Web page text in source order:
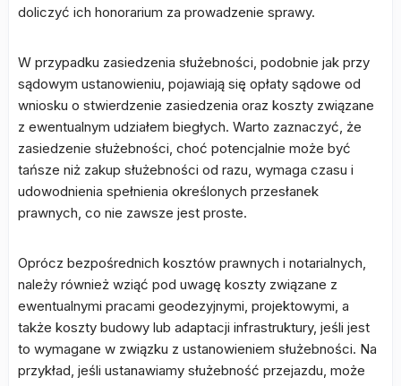
doliczyć ich honorarium za prowadzenie sprawy.
W przypadku zasiedzenia służebności, podobnie jak przy
sądowym ustanowieniu, pojawiają się opłaty sądowe od
wniosku o stwierdzenie zasiedzenia oraz koszty związane
z ewentualnym udziałem biegłych. Warto zaznaczyć, że
zasiedzenie służebności, choć potencjalnie może być
tańsze niż zakup służebności od razu, wymaga czasu i
udowodnienia spełnienia określonych przesłanek
prawnych, co nie zawsze jest proste.
Oprócz bezpośrednich kosztów prawnych i notarialnych,
należy również wziąć pod uwagę koszty związane z
ewentualnymi pracami geodezyjnymi, projektowymi, a
także koszty budowy lub adaptacji infrastruktury, jeśli jest
to wymagane w związku z ustanowieniem służebności. Na
przykład, jeśli ustanawiamy służebność przejazdu, może